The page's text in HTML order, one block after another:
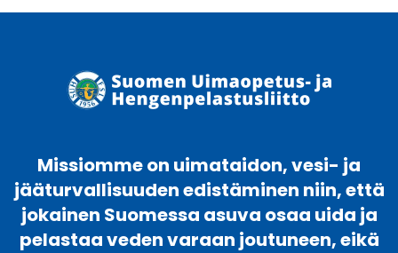
Missiomme on uimataidon, vesi- ja
jääturvallisuuden edistäminen niin, että
jokainen Suomessa asuva osaa uida ja
pelastaa veden varaan joutuneen, eikä